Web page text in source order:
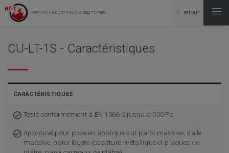
OPEN TO INNOVATION, CLOSED TO FIRE retour
CU-LT-1S - Caractéristiques
CARACTÉRISTIQUES
Testé conformément à EN 1366-2 jusqu'à 500 Pa
Approuvé pour pose en applique sur paroi massive, dalle
massive, paroi légère (ossature métallique et plaques de